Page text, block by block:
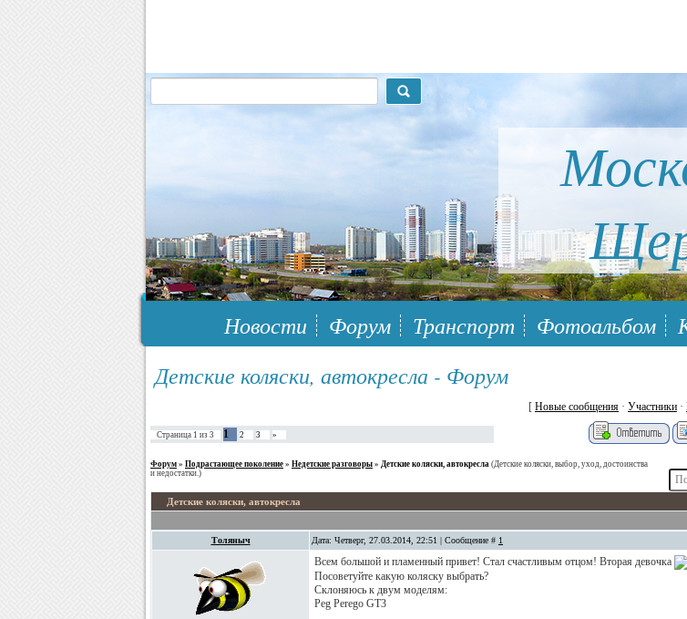
117148, г.Москва, ЮЗАО, муниципальный район Южное Бутово
Новости Форум Транспорт Фотоальбом
Детские коляски, автокресла - Форум
[ Новые сообщения · Участники ·
Страница 1 из 3 1 2 3 »
Форум » Подрастающее поколение » Недетские разговоры » Детские коляски, автокресла (Детские коляски, выбор, уход, достоинства
и недостатки.)
Детские коляски, автокресла
Толяныч Дата: Четверг, 27.03.2014, 22:51 | Сообщение # 1
Всем большой и пламенный привет! Стал счастливым отцом! Вторая девочка
Посоветуйте какую коляску выбрать?
Склоняюсь к двум моделям:
Peg Perego GT3